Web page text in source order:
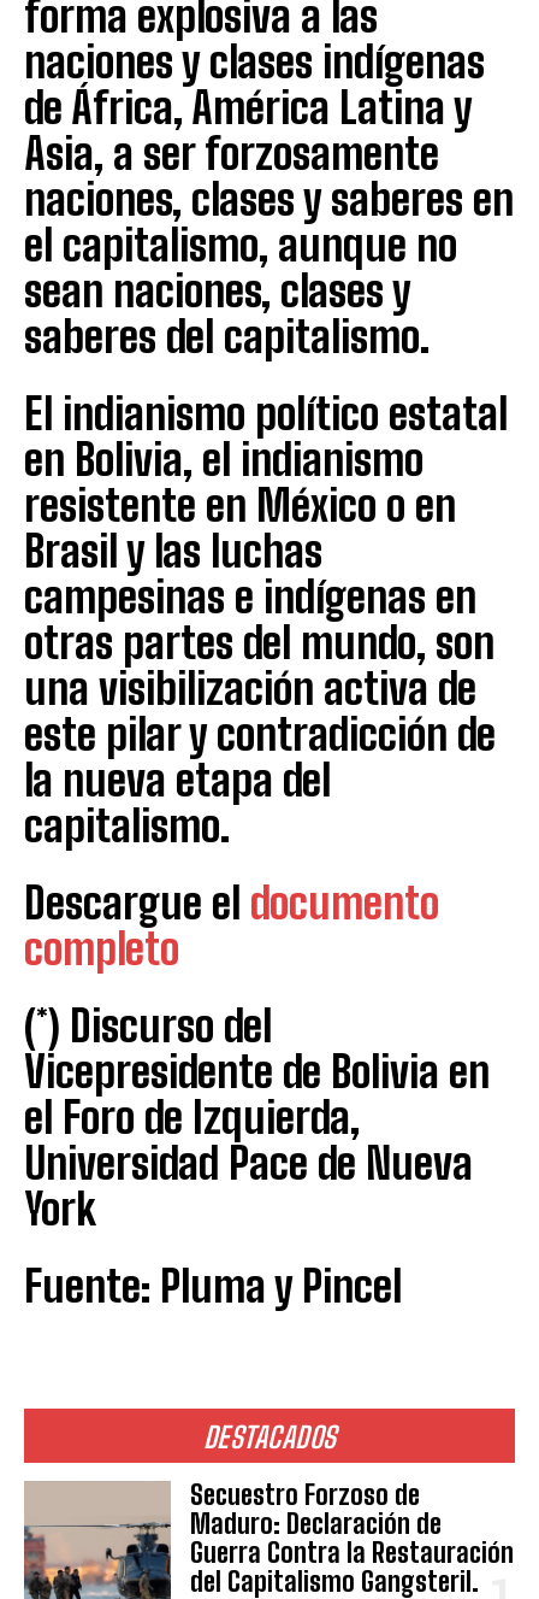
DESTACADOS
Secuestro Forzoso de
Maduro: Declaración de
Guerra Contra la Restauración
del Capitalismo Gangsteril.
forma explosiva a las
naciones y clases indígenas
de África, América Latina y
Asia, a ser forzosamente
naciones, clases y saberes en
el capitalismo, aunque no
sean naciones, clases y
saberes del capitalismo.
El indianismo político estatal
en Bolivia, el indianismo
resistente en México o en
Brasil y las luchas
campesinas e indígenas en
otras partes del mundo, son
una visibilización activa de
este pilar y contradicción de
la nueva etapa del
capitalismo.
Descargue el documento
completo
(*) Discurso del
Vicepresidente de Bolivia en
el Foro de Izquierda,
Universidad Pace de Nueva
York
Fuente: Pluma y Pincel